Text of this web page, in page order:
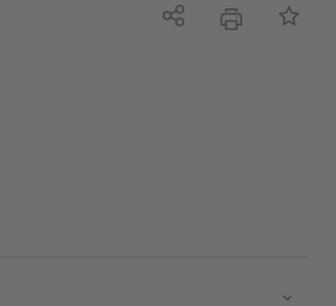
Condividistamparealla